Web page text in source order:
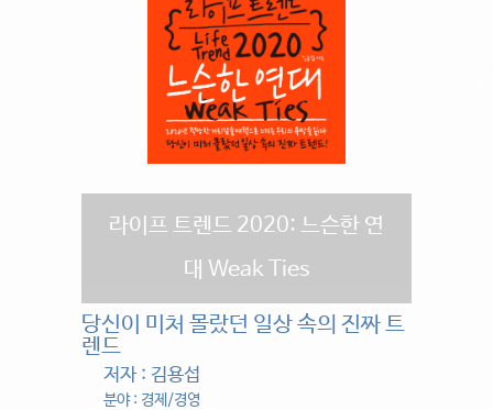
라이프 트렌드 2020: 느슨한 연
대 Weak Ties
당신이 미처 몰랐던 일상 속의 진짜 트
렌드
저자 : 김용섭
분야 : 경제/경영